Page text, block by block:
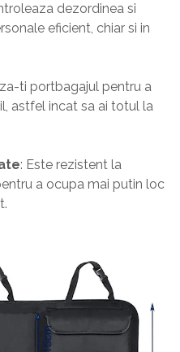
dezordinea si
eficient, chiar si in
ti portbagajul pentru a
astfel incat sa ai totul la
: Este rezistent la
a ocupa mai putin loc